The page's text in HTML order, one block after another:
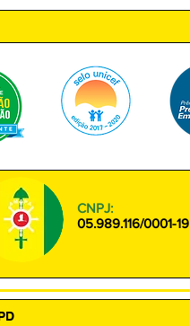
CNPJ:
05.989.116/0001-19